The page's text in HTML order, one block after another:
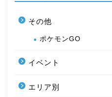
その他
ポケモンGO
イベント
エリア別